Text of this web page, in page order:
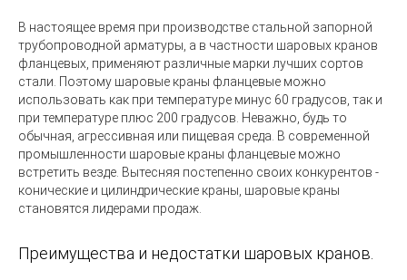
В настоящее время при производстве стальной запорной
трубопроводной арматуры, а в частности шаровых кранов
фланцевых, применяют различные марки лучших сортов
стали. Поэтому шаровые краны фланцевые можно
использовать как при температуре минус 60 градусов, так и
при температуре плюс 200 градусов. Неважно, будь то
обычная, агрессивная или пищевая среда. В современной
промышленности шаровые краны фланцевые можно
встретить везде. Вытесняя постепенно своих конкурентов -
конические и цилиндрические краны, шаровые краны
становятся лидерами продаж.
Преимущества и недостатки шаровых кранов.